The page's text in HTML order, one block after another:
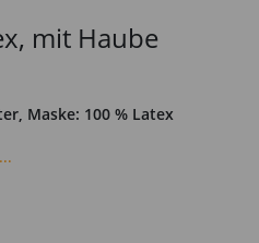
mit Haube
Maske: 100 % Latex